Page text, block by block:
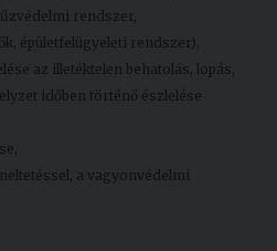
rendszer,
épületfelügyeleti rendszer),
az illetéktelen behatolás, lopás,
időben történő észlelése
a vagyonvédelmi